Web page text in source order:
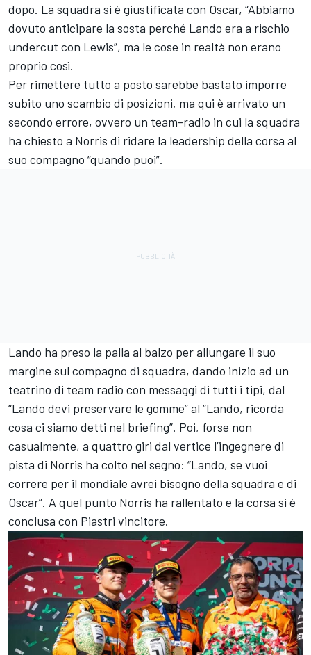
dopo. La squadra si è giustificata con Oscar, “Abbiamo
dovuto anticipare la sosta perché Lando era a rischio
undercut con Lewis”, ma le cose in realtà non erano
proprio così.
Per rimettere tutto a posto sarebbe bastato imporre
subito uno scambio di posizioni, ma qui è arrivato un
secondo errore, ovvero un team-radio in cui la squadra
ha chiesto a Norris di ridare la leadership della corsa al
suo compagno “quando puoi”.
Lando ha preso la palla al balzo per allungare il suo
margine sul compagno di squadra, dando inizio ad un
teatrino di team radio con messaggi di tutti i tipi, dal
“Lando devi preservare le gomme” al “Lando, ricorda
cosa ci siamo detti nel briefing”. Poi, forse non
casualmente, a quattro giri dal vertice l’ingegnere di
pista di Norris ha colto nel segno: “Lando, se vuoi
correre per il mondiale avrei bisogno della squadra e di
Oscar”. A quel punto Norris ha rallentato e la corsa si è
conclusa con Piastri vincitore.